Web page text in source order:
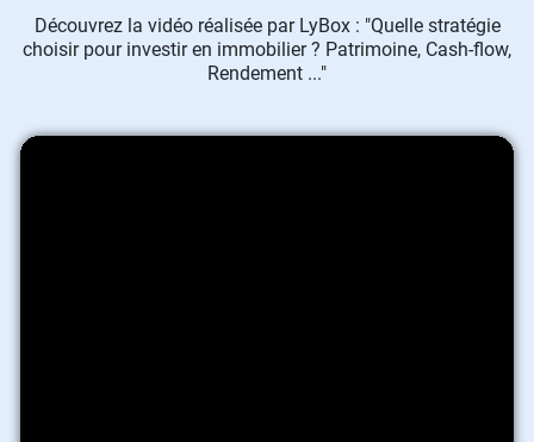
Découvrez la vidéo réalisée par LyBox : "Quelle stratégie
choisir pour investir en immobilier ? Patrimoine, Cash-flow,
Rendement ..."